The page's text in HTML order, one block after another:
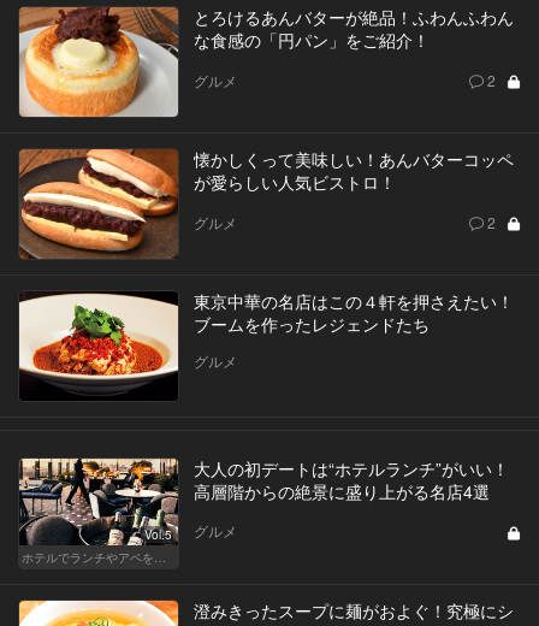
とろけるあんバターが絶品！ふわんふわん
な食感の「円パン」をご紹介！
グルメ 2
懐かしくって美味しい！あんバターコッペ
が愛らしい人気ビストロ！
グルメ 2
東京中華の名店はこの４軒を押さえたい！
ブームを作ったレジェンドたち
グルメ
Vol.5
ホテルでランチやアペを楽しもう！東京の名店へ
大人の初デートは“ホテルランチ”がいい！
高層階からの絶景に盛り上がる名店4選
グルメ
澄みきったスープに麺がおよぐ！究極にシ